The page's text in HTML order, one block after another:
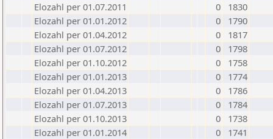
Elozahl per 01.07.2011
0
1830
Elozahl per 01.01.2012
0
1790
Elozahl per 01.04.2012
0
1817
Elozahl per 01.07.2012
0
1798
Elozahl per 01.10.2012
0
1758
Elozahl per 01.01.2013
0
1774
Elozahl per 01.04.2013
0
1786
Elozahl per 01.07.2013
0
1784
Elozahl per 01.10.2013
0
1738
Elozahl per 01.01.2014
0
1741